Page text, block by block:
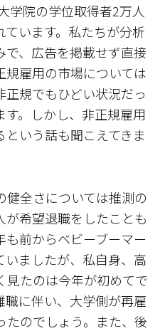
学院の学位取得者2万人
います。私たちが分析
で、広告を掲載せず直接
雇用の市場については
規でもひどい状況だっ
。しかし、非正規雇用
いう話も聞こえてきま
全さについては推測の
希望退職をしたことも
前からベビーブーマー
ましたが、私自身、高
見たのは今年が初めてで
職に伴い、大学側が再雇
たのでしょう。また、後